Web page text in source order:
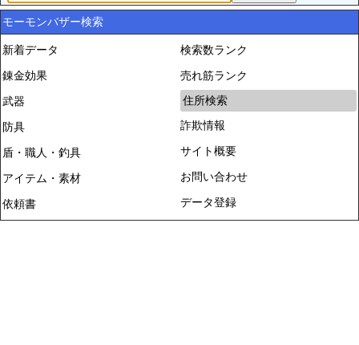
モーモンバザー検索
新着データ
錬金効果
武器
防具
盾・職人・釣具
アイテム・素材
依頼書
検索数ランク
売れ筋ランク
住所検索
詐欺情報
サイト概要
お問い合わせ
データ登録